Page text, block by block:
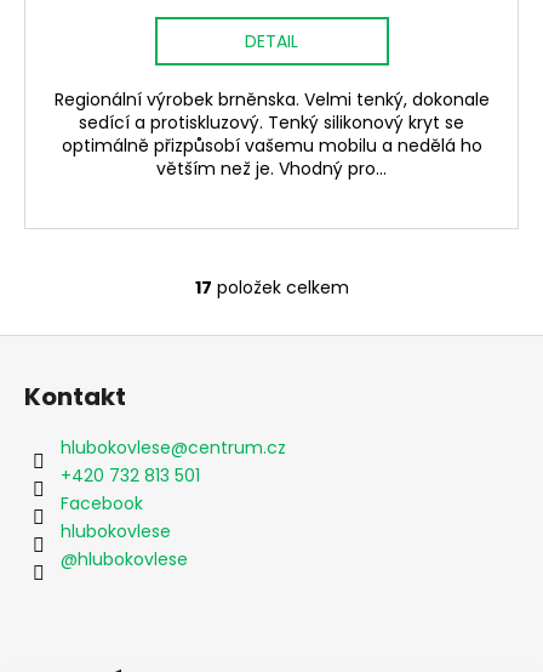
DETAIL
Regionální výrobek brněnska. Velmi tenký, dokonale
sedící a protiskluzový. Tenký silikonový kryt se
optimálně přizpůsobí vašemu mobilu a nedělá ho
větším než je. Vhodný pro...
O
v
c
17 položek celkem
Kontakt
hlubokovlese@centrum.cz
+420 732 813 501
Facebook
hlubokovlese
@hlubokovlese